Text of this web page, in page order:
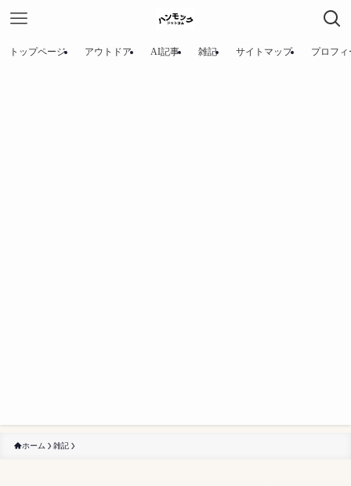
トップページ アウトドア AI記事 雑記 サイトマップ プロフィ
ホーム 雑記